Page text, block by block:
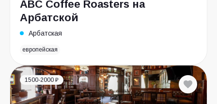
ABC Coffee Roasters на
Арбатской
Арбатская
европейская
1500-2000 ₽